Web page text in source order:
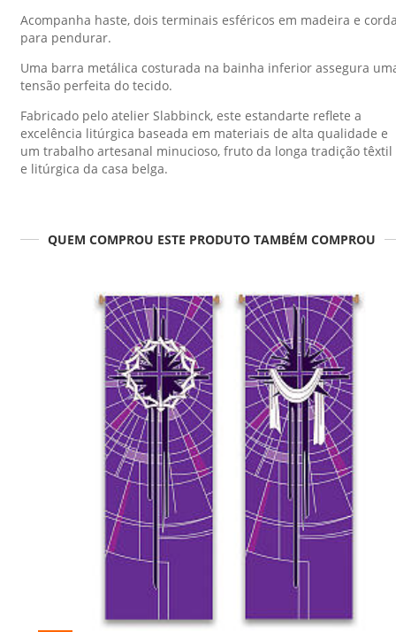
Acompanha haste, dois terminais esféricos em madeira e
para pendurar.
Uma barra metálica costurada na bainha inferior assegura
tensão perfeita do tecido.
Fabricado pelo atelier Slabbinck, este estandarte reflete a
excelência litúrgica baseada em materiais de alta qualidade e
um trabalho artesanal minucioso, fruto da longa tradição têxtil
e litúrgica da casa belga.
QUEM COMPROU ESTE PRODUTO TAMBÉM COMPROU